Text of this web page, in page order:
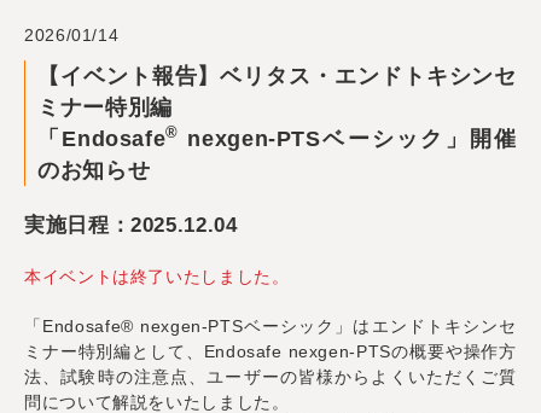
2026/01/14
【イベント報告】ベリタス・エンドトキシンセ
ミナー特別編
「Endosafe® nexgen-PTSベーシック」開催
のお知らせ
実施日程：2025.12.04
本イベントは終了いたしました。
「Endosafe® nexgen-PTSベーシック」はエンドトキシンセ
ミナー特別編として、Endosafe nexgen-PTSの概要や操作方
法、試験時の注意点、ユーザーの皆様からよくいただくご質
問について解説をいたしました。